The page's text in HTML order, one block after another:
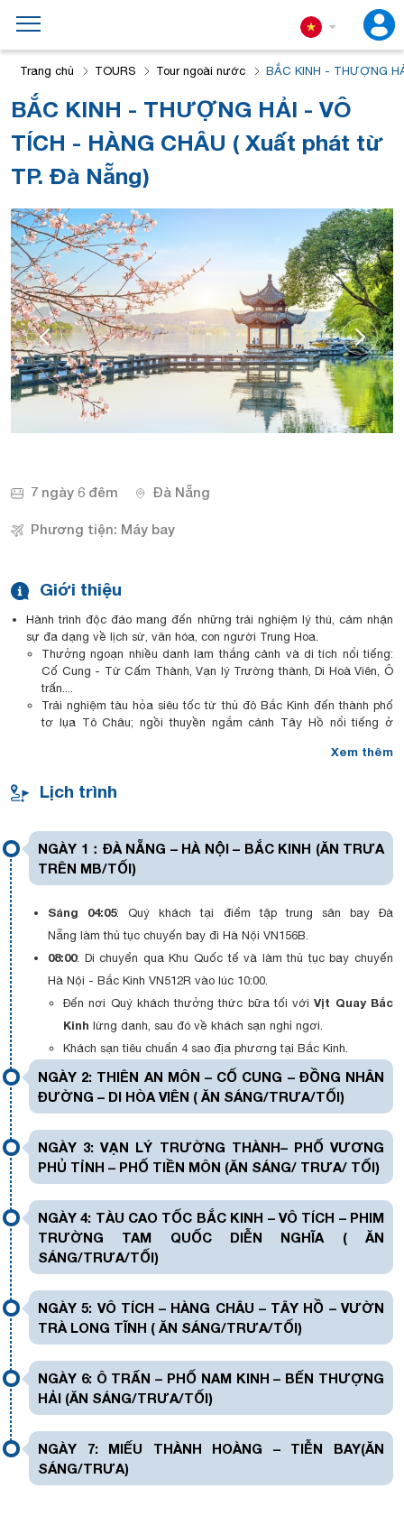
Trang chủ TOURS Tour ngoài nước BẮC KINH - THƯỢNG
BẮC KINH - THƯỢNG HẢI - VÔ
TÍCH - HÀNG CHÂU ( Xuất phát từ
TP. Đà Nẵng)
7 ngày 6 đêm Đà Nẵng
Phương tiện: Máy bay
Giới thiệu
Hành trình độc đáo mang đến những trải nghiệm lý thú, cảm nhận
sự đa dạng về lịch sử, văn hóa, con người Trung Hoa.
Thưởng ngoạn nhiều danh lam thắng cảnh và di tích nổi tiếng:
Cố Cung - Tử Cấm Thành, Vạn lý Trường thành, Di Hoà Viên, Ô
trấn....
Trải nghiệm tàu hỏa siêu tốc từ thủ đô Bắc Kinh đến thành phố
tơ lụa Tô Châu; ngồi thuyền ngắm cảnh Tây Hồ nổi tiếng ở
Khám phá Thượng Hải hiện đại sôi động bên dòng Hoàng Phố
Châu, phố Nam Kinh
Bắc Kinh
Đến với thành cổ lịch sử, văn hóa nổi tiếng thế giới. Nơi đây lưu
giữ được khá nhiều cảnh quan, danh lam thắng cảnh lâu đời,
chiêm ngưỡng Vạn Lý Trường Thành hùng vĩ, đến với Di Hòa
Viên cung điện mùa hè của các vua chúa…
Vô Tích
Mệnh danh là Thượng Hải thu nhỏ. Thành phố cổ xưa với hơn
3000 năm tuổi này đã chứng kiến bao thăng trầm lịch sử Trung
Hoa. Địa danh Vô Tích mang lại sự thái bình, yên ả, với cảnh đẹp
sơn thủy hữu tình cùng với những ngôi nhà cổ theo kiến trúc
Giang Tô cổ kính làm du khách khó mà rời mắt.
Hàng Châu
Người Trung Quốc có câu: “Trên có thiên đàng, dưới có Tô
Hàng”, ám chỉ vẻ đẹp tuyệt đỉnh của vùng Hàng Châu. Đến với
Hàng Châu, bạn sẽ được du ngoạn Tây Hồ với những cây cầu
bắt ngang, những gian hàng và các bức tượng được trưng bày.
Hơn nữa, Làng Long Tỉnh – thiên đường của trà, Linh Ẩn Tự sẽ
mang lại cho du khách cảm giác thư thái, trôi về phía an yên.
Dạo trên phố đi bộ Qinghefang, bạn chắc chắn sẽ bị thu hút bởi
rất nhiều những món hàng và thỏa sức mua sắm.
Thượng Hải
Thành phố có mật độ dân số lớn nhất Tr ung Quốc – Nằm bên
dòng Hoàng Phố êm đềm, Thượng Hải mang vẻ đẹp nửa hiện
đại nửa cổ kính của những công trình kiến trúc. Nơi đó có những
di tích, danh thắng nổi tiếng đáng để du khách dừng bước như
miếu Thành Hoàng, cầu Nam Phố, bến Thượng Hải, Tháp
Truyền hình Đông Phương Minh Châu, phố Nam Kinh hay chùa
Phật Ngọc… Sức hấp dẫn của Thượng Hải luôn để lại ấn tượng
không bao giờ phai trong lòng du khách dù chỉ một lần đặt chân
Xem thêm
Lịch trình
NGÀY 1：ĐÀ NẴNG – HÀ NỘI – BẮC KINH (ĂN TRƯA
TRÊN MB/TỐI)
Sáng 04:05: Quý khách tại điểm tập trung sân bay Đà
Nẵng làm thủ tục chuyến bay đi Hà Nội VN156B.
08:00: Di chuyển qua Khu Quốc tế và làm thủ tục bay chuyến
Hà Nội - Bắc Kinh VN512R vào lúc 10:00.
Đến nơi Quý khách thưởng thức bữa tối vớiVịt Quay Bắc
Kinh lừng danh, sau đó về khách sạn nghỉ ngơi.
Khách sạn tiêu chuẩn 4 sao địa phương tại Bắc Kinh.
NGÀY 2: THIÊN AN MÔN – CỐ CUNG – ĐỒNG NHÂN
ĐƯỜNG – DI HÒA VIÊN ( ĂN SÁNG/TRƯA/TỐI)
NGÀY 3: VẠN LÝ TRƯỜNG THÀNH– PHỐ VƯƠNG
PHỦ TỈNH – PHỐ TIỀN MÔN (ĂN SÁNG/ TRƯA/ TỐI)
NGÀY 4: TÀU CAO TỐC BẮC KINH – VÔ TÍCH – PHIM
TRƯỜNG TAM QUỐC DIỄN NGHĨA ( ĂN
SÁNG/TRƯA/TỐI)
NGÀY 5: VÔ TÍCH – HÀNG CHÂU – TÂY HỒ – VƯỜN
TRÀ LONG TĨNH ( ĂN SÁNG/TRƯA/TỐI)
NGÀY 6: Ô TRẤN – PHỐ NAM KINH – BẾN THƯỢNG
HẢI (ĂN SÁNG/TRƯA/TỐI)
NGÀY 7: MIẾU THÀNH HOÀNG – TIỄN BAY(ĂN
SÁNG/TRƯA)